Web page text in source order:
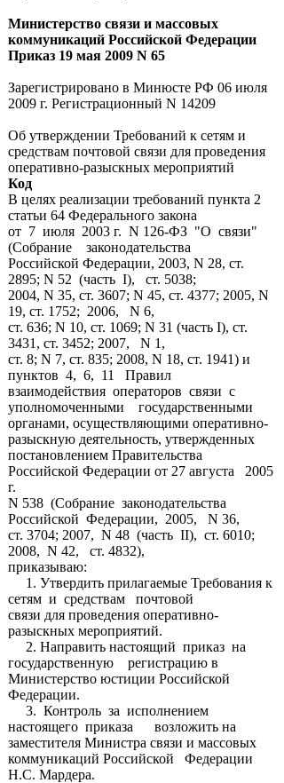
Министерство связи и массовых
коммуникаций Российской Федерации
Приказ 19 мая 2009 N 65
Зарегистрировано в Минюсте РФ 06 июля
2009 г. Регистрационный N 14209
Об утверждении Требований к сетям и
средствам почтовой связи для проведения
оперативно-разыскных мероприятий
Код
В целях реализации требований пункта 2
статьи 64 Федерального закона
от 7 июля 2003 г. N 126-ФЗ "О связи"
(Собрание законодательства
Российской Федерации, 2003, N 28, ст.
2895; N 52 (часть I), ст. 5038;
2004, N 35, ст. 3607; N 45, ст. 4377; 2005, N
19, ст. 1752; 2006, N 6,
ст. 636; N 10, ст. 1069; N 31 (часть I), ст.
3431, ст. 3452; 2007, N 1,
ст. 8; N 7, ст. 835; 2008, N 18, ст. 1941) и
пунктов 4, 6, 11 Правил
взаимодействия операторов связи с
уполномоченными государственными
органами, осуществляющими оперативно-
разыскную деятельность, утвержденных
постановлением Правительства
Российской Федерации от 27 августа 2005
г.
N 538 (Собрание законодательства
Российской Федерации, 2005, N 36,
ст. 3704; 2007, N 48 (часть II), ст. 6010;
2008, N 42, ст. 4832),
приказываю:
1. Утвердить прилагаемые Требования к
сетям и средствам почтовой
связи для проведения оперативно-
разыскных мероприятий.
2. Направить настоящий приказ на
государственную регистрацию в
Министерство юстиции Российской
Федерации.
3. Контроль за исполнением
настоящего приказа возложить на
заместителя Министра связи и массовых
коммуникаций Российской Федерации
Н.С. Мардера.